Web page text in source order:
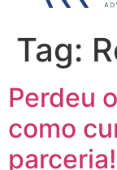
Tag:
Perdeu
como
parceria!